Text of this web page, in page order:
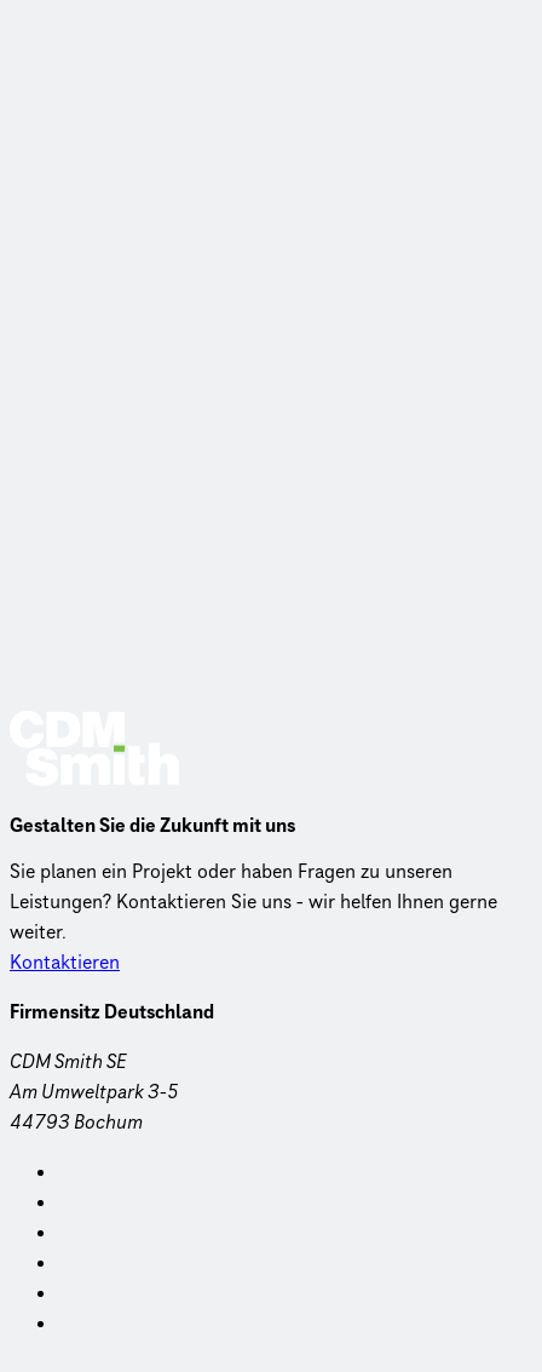
Gestalten Sie die Zukunft mit uns
Sie planen ein Projekt oder haben Fragen zu unseren
Leistungen? Kontaktieren Sie uns - wir helfen Ihnen gerne
weiter.
Kontaktieren
Firmensitz Deutschland
CDM Smith SE
Am Umweltpark 3-5
44793 Bochum